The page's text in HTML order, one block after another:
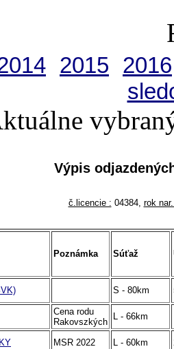
2015
2016
Výpis
č.licencie : 04384, rok
Poznámka Súťaž
S - 80km
Cena rodu
Rakovszkých
L - 66km
MSR 2022 L - 60km